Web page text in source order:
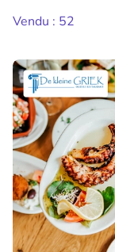
Vendu : 52